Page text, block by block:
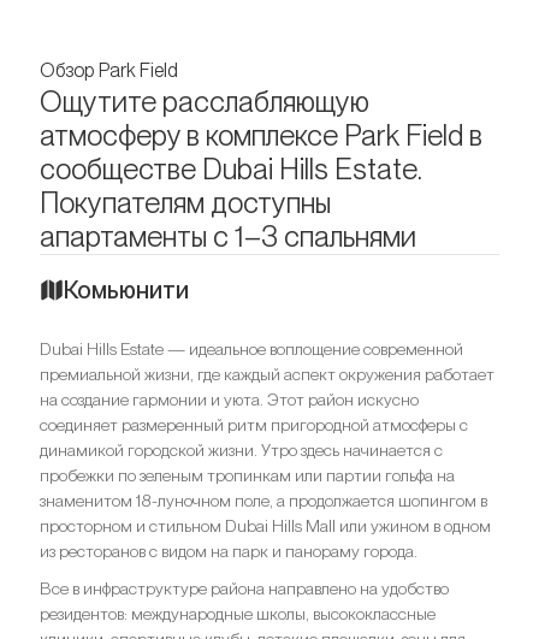
Обзор Park Field
Ощутите расслабляющую
атмосферу в комплексе Park Field в
сообществе Dubai Hills Estate.
Покупателям доступны
апартаменты с 1–3 спальнями
Комьюнити
Dubai Hills Estate — идеальное воплощение современной
премиальной жизни, где каждый аспект окружения работает
на создание гармонии и уюта. Этот район искусно
соединяет размеренный ритм пригородной атмосферы с
динамикой городской жизни. Утро здесь начинается с
пробежки по зеленым тропинкам или партии гольфа на
знаменитом 18-луночном поле, а продолжается шопингом в
просторном и стильном Dubai Hills Mall или ужином в одном
из ресторанов с видом на парк и панораму города.
Все в инфраструктуре района направлено на удобство
резидентов: международные школы, высококлассные